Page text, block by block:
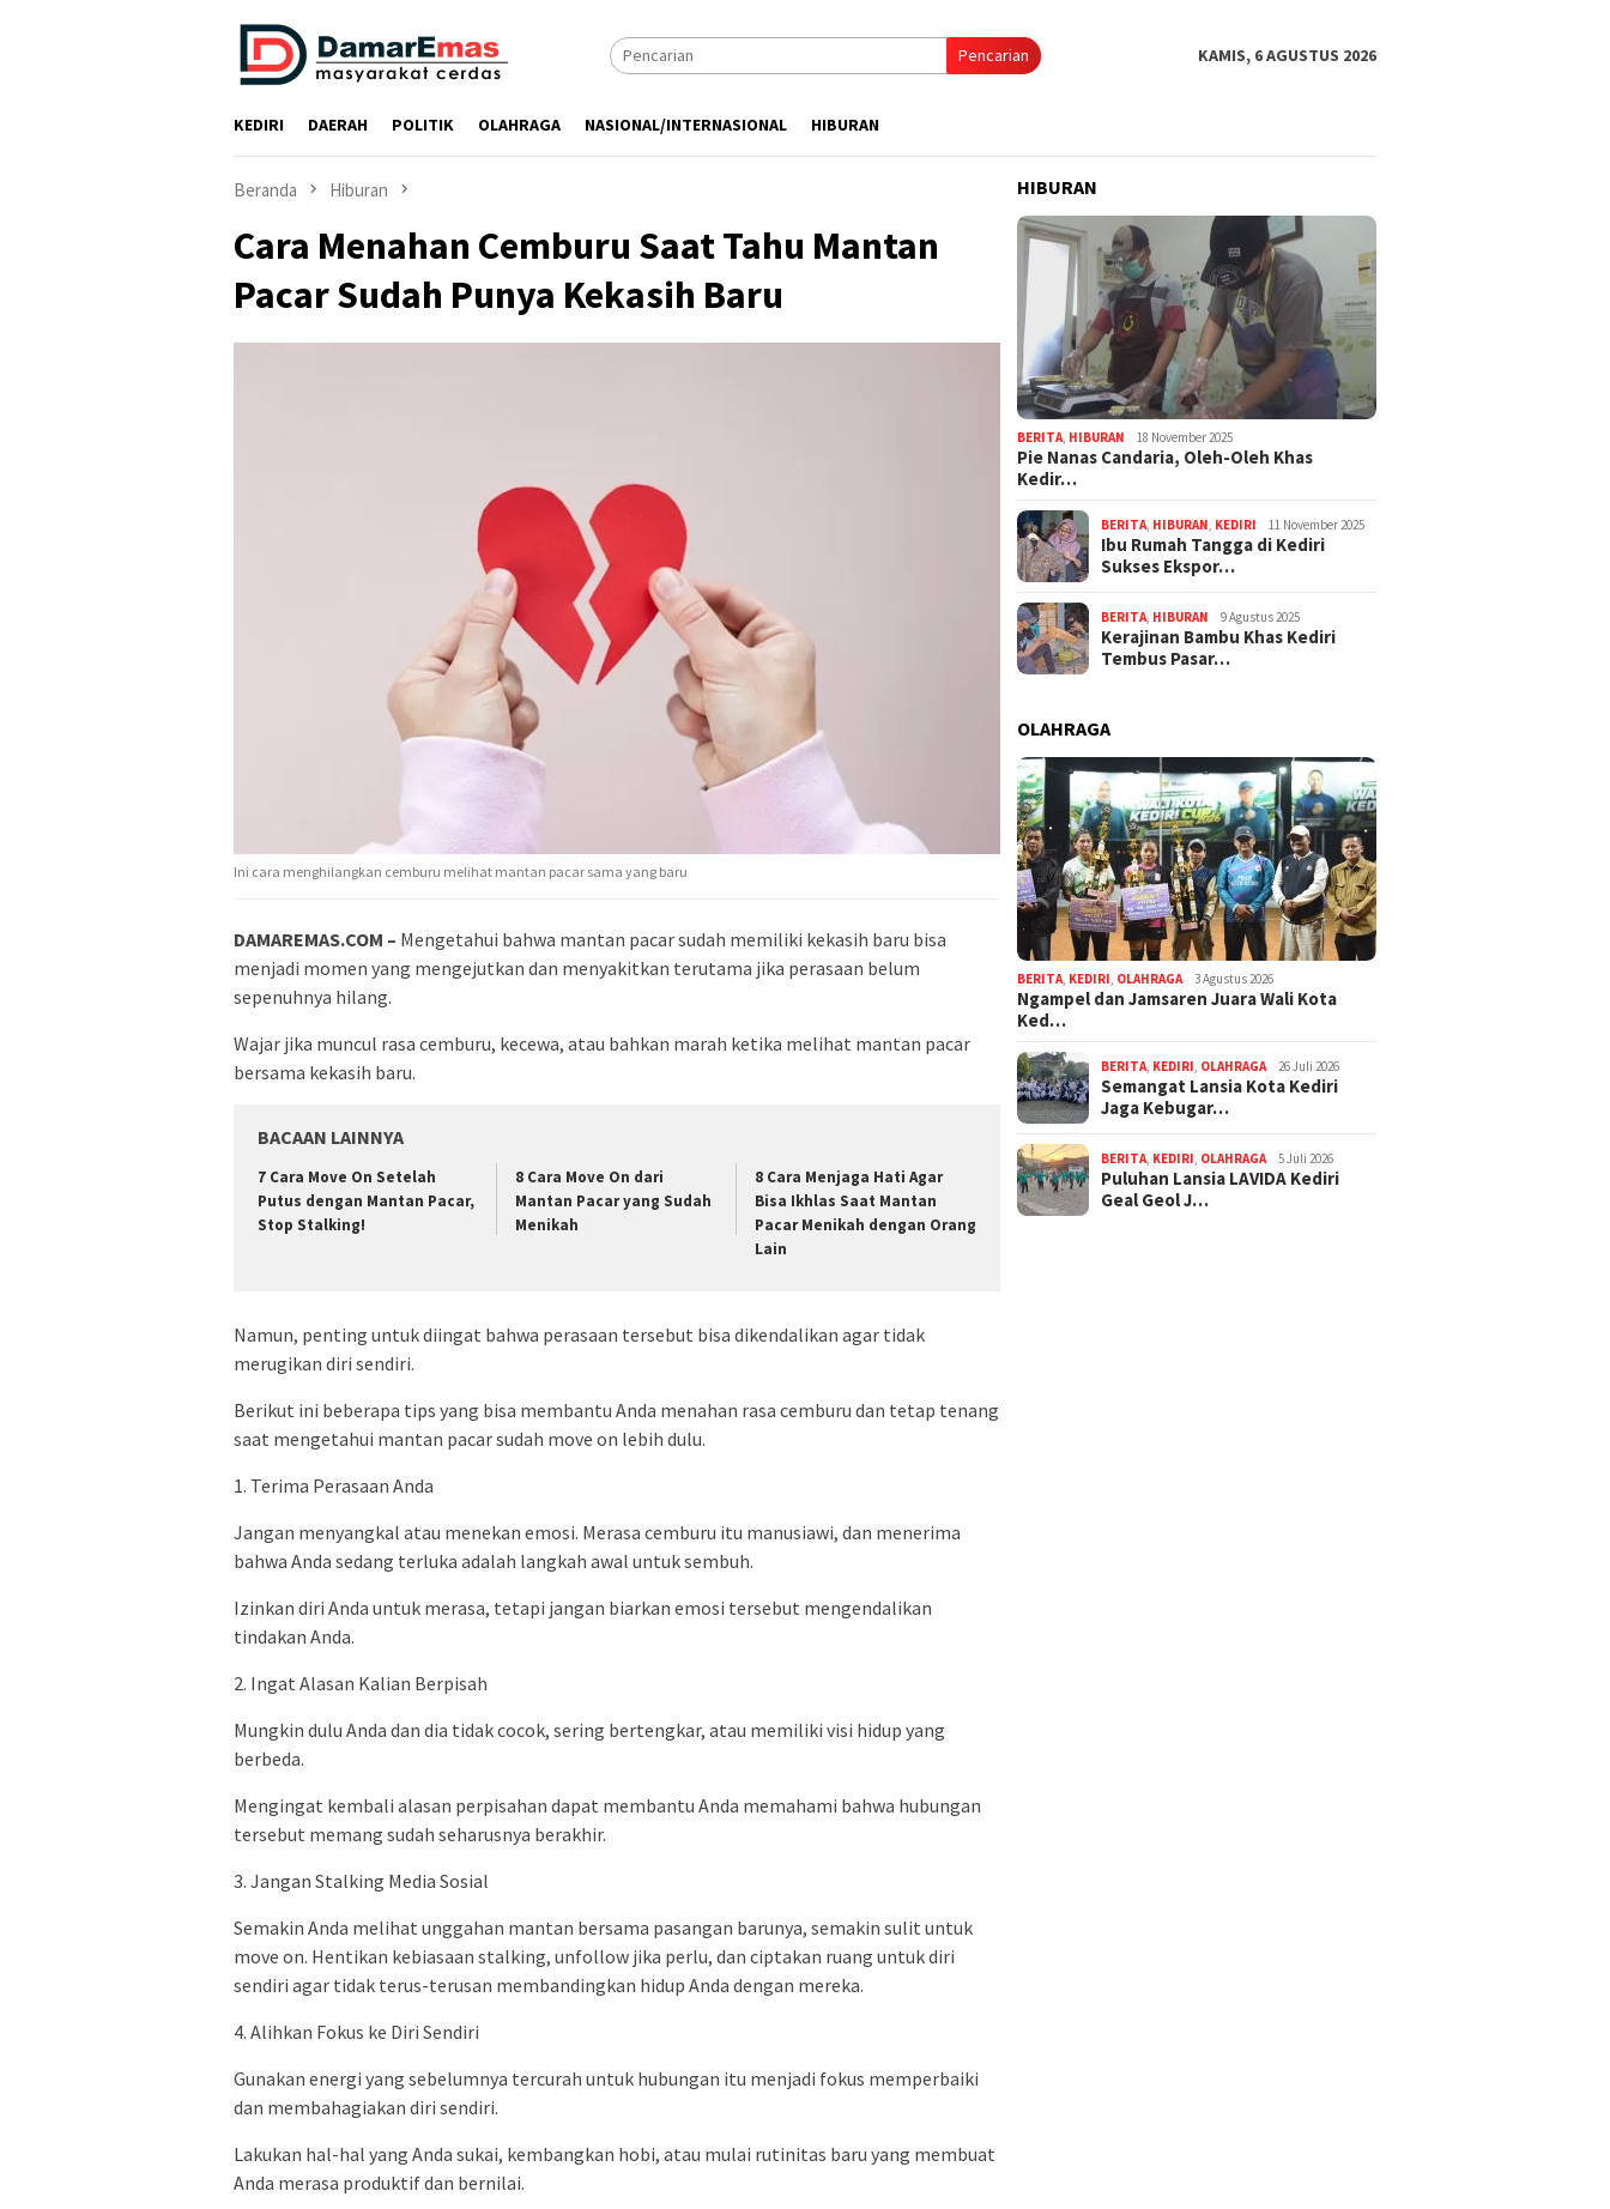
Pencarian KAMIS, 6 AGUSTUS 2026
KEDIRI DAERAH POLITIK OLAHRAGA NASIONAL/INTERNASIONAL HIBURAN
Beranda Hiburan
Cara Menahan Cemburu Saat Tahu Mantan
Pacar Sudah Punya Kekasih Baru
Ini cara menghilangkan cemburu melihat mantan pacar sama yang baru
DAMAREMAS.COM – Mengetahui bahwa mantan pacar sudah memiliki kekasih baru bisa
menjadi momen yang mengejutkan dan menyakitkan terutama jika perasaan belum
sepenuhnya hilang.
Wajar jika muncul rasa cemburu, kecewa, atau bahkan marah ketika melihat mantan pacar
bersama kekasih baru.
BACAAN LAINNYA
7 Cara Move On Setelah
Putus dengan Mantan Pacar,
Stop Stalking!
8 Cara Move On dari
Mantan Pacar yang Sudah
Menikah
8 Cara Menjaga Hati Agar
Bisa Ikhlas Saat Mantan
Pacar Menikah dengan Orang
Lain
Namun, penting untuk diingat bahwa perasaan tersebut bisa dikendalikan agar tidak
merugikan diri sendiri.
Berikut ini beberapa tips yang bisa membantu Anda menahan rasa cemburu dan tetap tenang
saat mengetahui mantan pacar sudah move on lebih dulu.
1. Terima Perasaan Anda
Jangan menyangkal atau menekan emosi. Merasa cemburu itu manusiawi, dan menerima
bahwa Anda sedang terluka adalah langkah awal untuk sembuh.
Izinkan diri Anda untuk merasa, tetapi jangan biarkan emosi tersebut mengendalikan
tindakan Anda.
2. Ingat Alasan Kalian Berpisah
Mungkin dulu Anda dan dia tidak cocok, sering bertengkar, atau memiliki visi hidup yang
berbeda.
Mengingat kembali alasan perpisahan dapat membantu Anda memahami bahwa hubungan
tersebut memang sudah seharusnya berakhir.
3. Jangan Stalking Media Sosial
Semakin Anda melihat unggahan mantan bersama pasangan barunya, semakin sulit untuk
move on. Hentikan kebiasaan stalking, unfollow jika perlu, dan ciptakan ruang untuk diri
sendiri agar tidak terus-terusan membandingkan hidup Anda dengan mereka.
4. Alihkan Fokus ke Diri Sendiri
Gunakan energi yang sebelumnya tercurah untuk hubungan itu menjadi fokus memperbaiki
dan membahagiakan diri sendiri.
Lakukan hal-hal yang Anda sukai, kembangkan hobi, atau mulai rutinitas baru yang membuat
Anda merasa produktif dan bernilai.
HIBURAN
BERITA HIBURAN 18 November 2025
Pie Nanas Candaria, Oleh-Oleh Khas
Kedir…
BERITA HIBURAN KEDIRI 11 November 2025
Ibu Rumah Tangga di Kediri
Sukses Ekspor…
BERITA HIBURAN 9 Agustus 2025
Kerajinan Bambu Khas Kediri
Tembus Pasar…
OLAHRAGA
BERITA KEDIRI OLAHRAGA 3 Agustus 2026
Ngampel dan Jamsaren Juara Wali Kota
Ked…
BERITA KEDIRI OLAHRAGA 26 Juli 2026
Semangat Lansia Kota Kediri
Jaga Kebugar…
BERITA KEDIRI OLAHRAGA 5 Juli 2026
Puluhan Lansia LAVIDA Kediri
Geal Geol J…